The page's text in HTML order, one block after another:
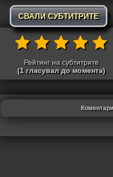
СВАЛИ СУБТИТРИТЕ
Рейтинг на субтитрите
(1 гласувал до момента)
Коментари